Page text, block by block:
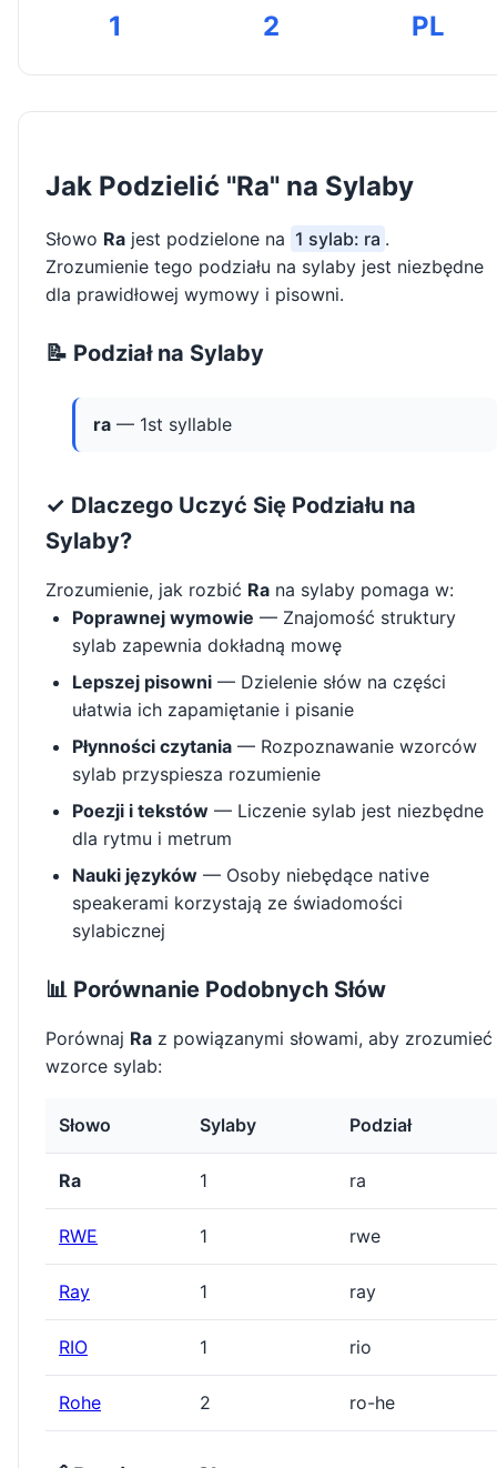
1 2 PL
Jak Podzielić "Ra" na Sylaby
Słowo Ra jest podzielone na 1 sylab: ra .
Zrozumienie tego podziału na sylaby jest niezbędne
dla prawidłowej wymowy i pisowni.
📝 Podział na Sylaby
ra — 1st syllable
✓ Dlaczego Uczyć Się Podziału na
Sylaby?
Zrozumienie, jak rozbić Ra na sylaby pomaga w:
Poprawnej wymowie — Znajomość struktury
sylab zapewnia dokładną mowę
Lepszej pisowni — Dzielenie słów na części
ułatwia ich zapamiętanie i pisanie
Płynności czytania — Rozpoznawanie wzorców
sylab przyspiesza rozumienie
Poezji i tekstów — Liczenie sylab jest niezbędne
dla rytmu i metrum
Nauki języków — Osoby niebędące native
speakerami korzystają ze świadomości
sylabicznej
📊 Porównanie Podobnych Słów
Porównaj Ra z powiązanymi słowami, aby zrozumieć
wzorce sylab:
Słowo Sylaby Podział
Ra 1 ra
RWE 1 rwe
Ray 1 ray
RIO 1 rio
Rohe 2 ro-he